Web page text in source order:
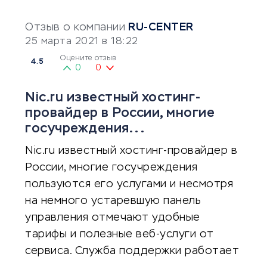
Отзыв о компании RU-CENTER
25 марта 2021 в 18:22
4.5 Оцените отзыв
0 0
Nic.ru известный хостинг-
провайдер в России, многие
госучреждения...
Nic.ru известный хостинг-провайдер в
России, многие госучреждения
пользуются его услугами и несмотря
на немного устаревшую панель
управления отмечают удобные
тарифы и полезные веб-услуги от
сервиса. Служба поддержки работает